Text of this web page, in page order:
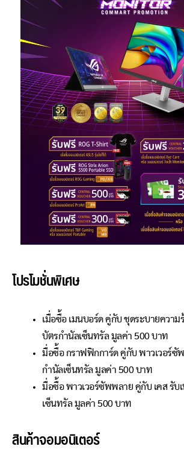
โปรโมชั่นพิเศษ
เมื่อซื้อ เมนบอร์ด คู่กับ ชุดระบายความ
บัตรกำนัลเซ็นทรัล มูลค่า 500 บาท
มื่อซื้อ กราฟฟิกการ์ด คู่กับ พาวเวอร์ซั
กำนัลเซ็นทรัล มูลค่า 500 บาท
มื่อซื้อ พาวเวอร์ซัพพลาย คู่กับ เคส รับ
เซ็นทรัล มูลค่า 500 บาท
สินค้าจอมอนิเตอร์